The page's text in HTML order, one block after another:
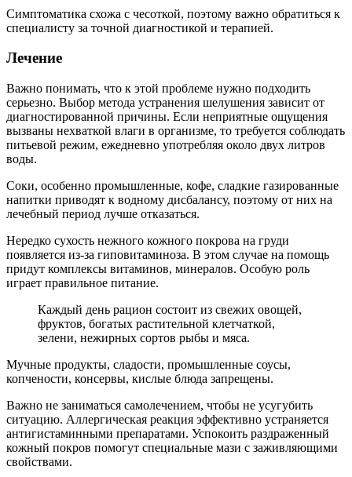
Симптоматика схожа с чесоткой, поэтому важно обратиться к
специалисту за точной диагностикой и терапией.
Лечение
Важно понимать, что к этой проблеме нужно подходить
серьезно. Выбор метода устранения шелушения зависит от
диагностированной причины. Если неприятные ощущения
вызваны нехваткой влаги в организме, то требуется соблюдать
питьевой режим, ежедневно употребляя около двух литров
воды.
Соки, особенно промышленные, кофе, сладкие газированные
напитки приводят к водному дисбалансу, поэтому от них на
лечебный период лучше отказаться.
Нередко сухость нежного кожного покрова на груди
появляется из-за гиповитаминоза. В этом случае на помощь
придут комплексы витаминов, минералов. Особую роль
играет правильное питание.
Каждый день рацион состоит из свежих овощей,
фруктов, богатых растительной клетчаткой,
зелени, нежирных сортов рыбы и мяса.
Мучные продукты, сладости, промышленные соусы,
копчености, консервы, кислые блюда запрещены.
Важно не заниматься самолечением, чтобы не усугубить
ситуацию. Аллергическая реакция эффективно устраняется
антигистаминными препаратами. Успокоить раздраженный
кожный покров помогут специальные мази с заживляющими
свойствами.